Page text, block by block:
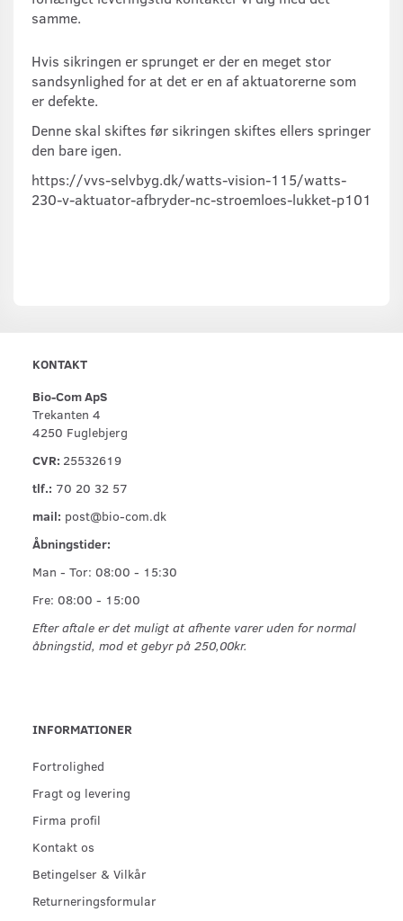
samme.
Hvis sikringen er sprunget er der en meget stor
sandsynlighed for at det er en af aktuatorerne som
er defekte.
Denne skal skiftes før sikringen skiftes ellers springer
den bare igen.
https://vvs-selvbyg.dk/watts-vision-115/watts-
230-v-aktuator-afbryder-nc-stroemloes-lukket-p101
KONTAKT
Bio-Com ApS
Trekanten 4
4250 Fuglebjerg
CVR: 25532619
tlf.: 70 20 32 57
mail: post@bio-com.dk
Åbningstider:
Man - Tor: 08:00 - 15:30
Fre: 08:00 - 15:00
Efter aftale er det muligt at afhente varer uden for normal
åbningstid, mod et gebyr på 250,00kr.
INFORMATIONER
Fortrolighed
Fragt og levering
Firma profil
Kontakt os
Betingelser & Vilkår
Returneringsformular